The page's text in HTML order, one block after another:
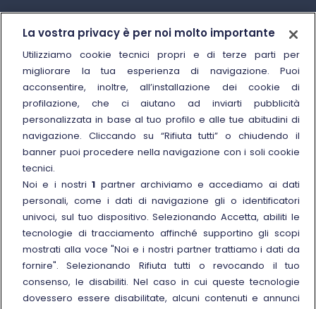
Chi siamo
Sostenibilità
Trenitalia for Business
Manuale di Conservazione
Link esterno
Carriere
Link esterno
La Freccia Mag
Link esterno
Noleggia un treno charter
Viaggi di gruppo
Seguici sui social
La vostra privacy è per noi molto importante
Utilizziamo cookie tecnici propri e di terze parti per
migliorare la tua esperienza di navigazione. Puoi
acconsentire, inoltre, all’installazione dei cookie di
profilazione, che ci aiutano ad inviarti pubblicità
personalizzata in base al tuo profilo e alle tue abitudini di
navigazione. Cliccando su “Rifiuta tutti” o chiudendo il
banner puoi procedere nella navigazione con i soli cookie
tecnici.
Noi e i nostri1 partner archiviamo e accediamo ai dati
personali, come i dati di navigazione gli o identificatori
univoci, sul tuo dispositivo. Selezionando Accetta, abiliti le
tecnologie di tracciamento affinché supportino gli scopi
mostrati alla voce "Noi e i nostri partner trattiamo i dati da
fornire". Selezionando Rifiuta tutti o revocando il tuo
consenso, le disabiliti. Nel caso in cui queste tecnologie
dovessero essere disabilitate, alcuni contenuti e annunci